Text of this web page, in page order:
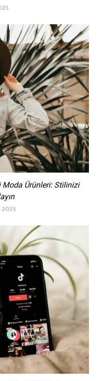
Moda Ürünleri: Stilinizi
2025